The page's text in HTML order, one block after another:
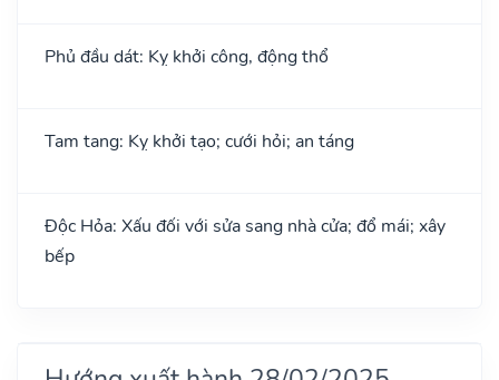
Phủ đầu dát: Kỵ khởi công, động thổ
Tam tang: Kỵ khởi tạo; cưới hỏi; an táng
Độc Hỏa: Xấu đối với sửa sang nhà cửa; đổ mái; xây
bếp